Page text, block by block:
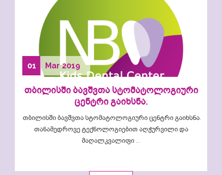
01 Mar 2019
თბილისში ბავშვთა სტომატოლოგიური
ცენტრი გაიხსნა.
თბილისში ბავშვთა სტომატოლოგიური ცენტრი გაიხსნა.
თანამედროვე ტექნოლოგიებით აღჭურვილი და
მაღალკვალიფი ...